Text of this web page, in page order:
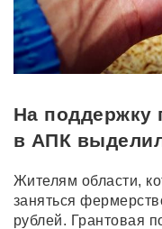
На поддержку
в АПК
Жителям области,
заняться
рублей. Грантовая